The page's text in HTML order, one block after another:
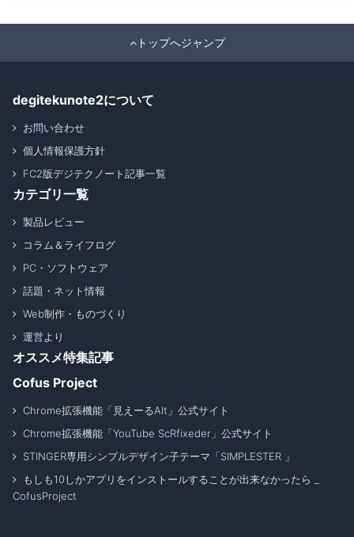
トップへジャンプ
degitekunote2について
お問い合わせ
個人情報保護方針
FC2版デジテクノート記事一覧
カテゴリ一覧
製品レビュー
コラム＆ライフログ
PC・ソフトウェア
話題・ネット情報
Web制作・ものづくり
運営より
オススメ特集記事
Cofus Project
Chrome拡張機能「見えーるAlt」公式サイト
Chrome拡張機能「YouTube ScRfixeder」公式サイト
STINGER専用シンプルデザイン子テーマ「SIMPLESTER 」
もしも10しかアプリをインストールすることが出来なかったら _
CofusProject